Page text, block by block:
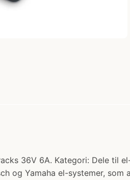
36V 6A. Kategori: Dele til
og Yamaha el-systemer, som